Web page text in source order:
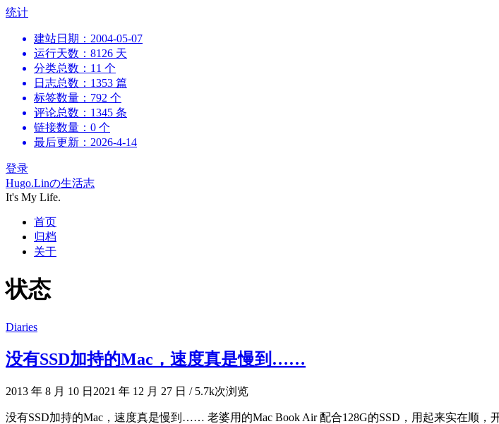
跳
统计
建站日期：2004-05-07
运行天数：8126 天
分类总数：11 个
日志总数：1353 篇
标签数量：792 个
评论总数：1345 条
链接数量：0 个
最后更新：2026-4-14
登录
Hugo.Linの生活志
It's My Life.
首页
归档
关于
状态
Diaries
没有SSD加持的Mac，速度真是慢到……
2013 年 8 月 10 日 2021 年 12 月 27 日 /5.7k次浏览
没有SSD加持的Mac，速度真是慢到…… 老婆用的Mac Book Air 配合128G的SSD，用起来实在顺